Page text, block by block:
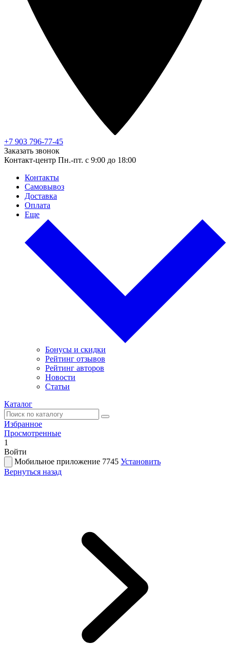
+7 903 796-77-45
Заказать звонок
Контакт-центр Пн.-пт. с 9:00 до 18:00
Контакты
Самовывоз
Доставка
Оплата
Еще
Бонусы и скидки
Рейтинг отзывов
Рейтинг авторов
Новости
Статьи
Каталог
Избранное
Просмотренные
1
Войти
Мобильное приложение 7745 Установить
Вернуться назад